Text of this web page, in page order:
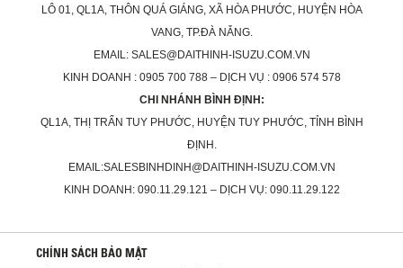
LÔ 01, QL1A, THÔN QUÁ GIÁNG, XÃ HÒA PHƯỚC, HUYỆN HÒA
VANG, TP.ĐÀ NẴNG.
EMAIL: SALES@DAITHINH-ISUZU.COM.VN
KINH DOANH : 0905 700 788 – DỊCH VỤ : 0906 574 578
CHI NHÁNH BÌNH ĐỊNH:
QL1A, THỊ TRẤN TUY PHƯỚC, HUYỆN TUY PHƯỚC, TỈNH BÌNH
ĐỊNH.
EMAIL:SALESBINHDINH@DAITHINH-ISUZU.COM.VN
KINH DOANH: 090.11.29.121 – DỊCH VỤ: 090.11.29.122
CHÍNH SÁCH BẢO MẬT